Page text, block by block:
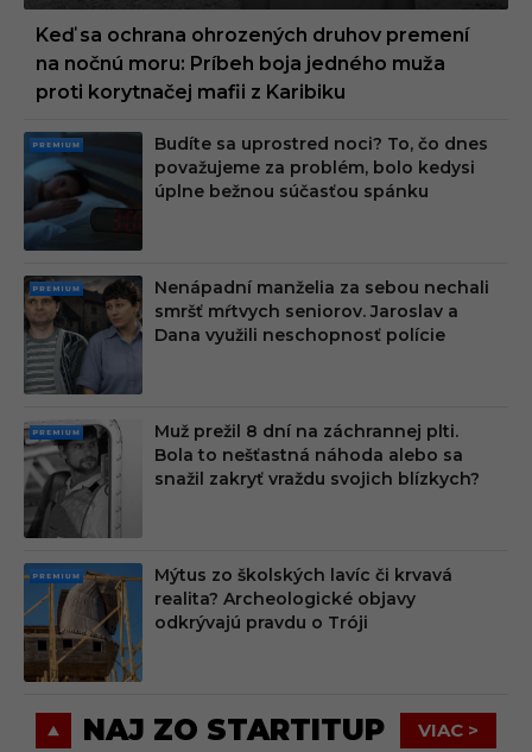
Keď sa ochrana ohrozených druhov premení
na nočnú moru: Príbeh boja jedného muža
proti korytnačej mafii z Karibiku
PRE
MIU
M
Budíte sa uprostred noci? To, čo dnes
považujeme za problém, bolo kedysi
úplne bežnou súčasťou spánku
PRE
MIU
M
Nenápadní manželia za sebou nechali
smršť mŕtvych seniorov. Jaroslav a
Dana využili neschopnosť polície
PRE
MIU
M
Muž prežil 8 dní na záchrannej plti.
Bola to nešťastná náhoda alebo sa
snažil zakryť vraždu svojich blízkych?
PRE
MIU
M
Mýtus zo školských lavíc či krvavá
realita? Archeologické objavy
odkrývajú pravdu o Tróji
NAJ ZO STARTITUP VIAC >